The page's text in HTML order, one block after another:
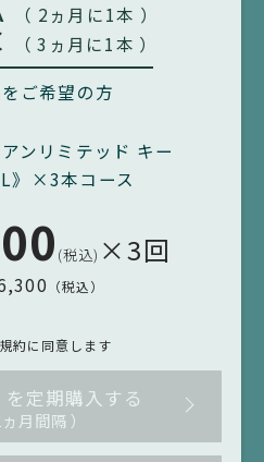
場合に、当社の裁量により、
なく、本規約の全部または一
の一般の利益に適合するとき
た目的に反せず、かつ、変更
合理的なものであるとき
の変更にあたり、変更後の本
、本規約を変更する旨、およ
（ 2ヵ月に1本 ）
（ 3ヵ月に1本 ）
ご希望の方
ンリミテッド キー
》×3本コース
(税込) ×3回
（税込）
約に同意します
を定期購入する
ヵ月間隔 ）